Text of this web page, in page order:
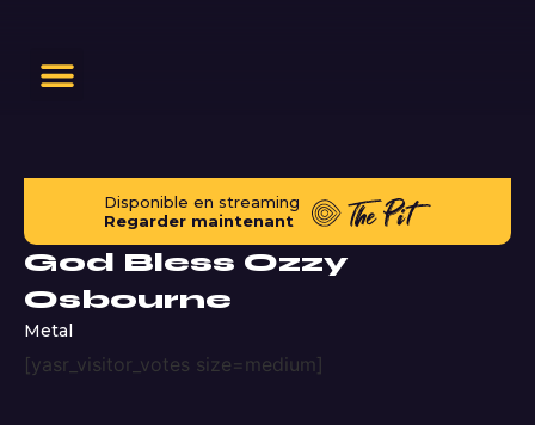
Disponible en streaming
Regarder maintenant
God Bless Ozzy
Osbourne
Metal
[yasr_visitor_votes size=medium]